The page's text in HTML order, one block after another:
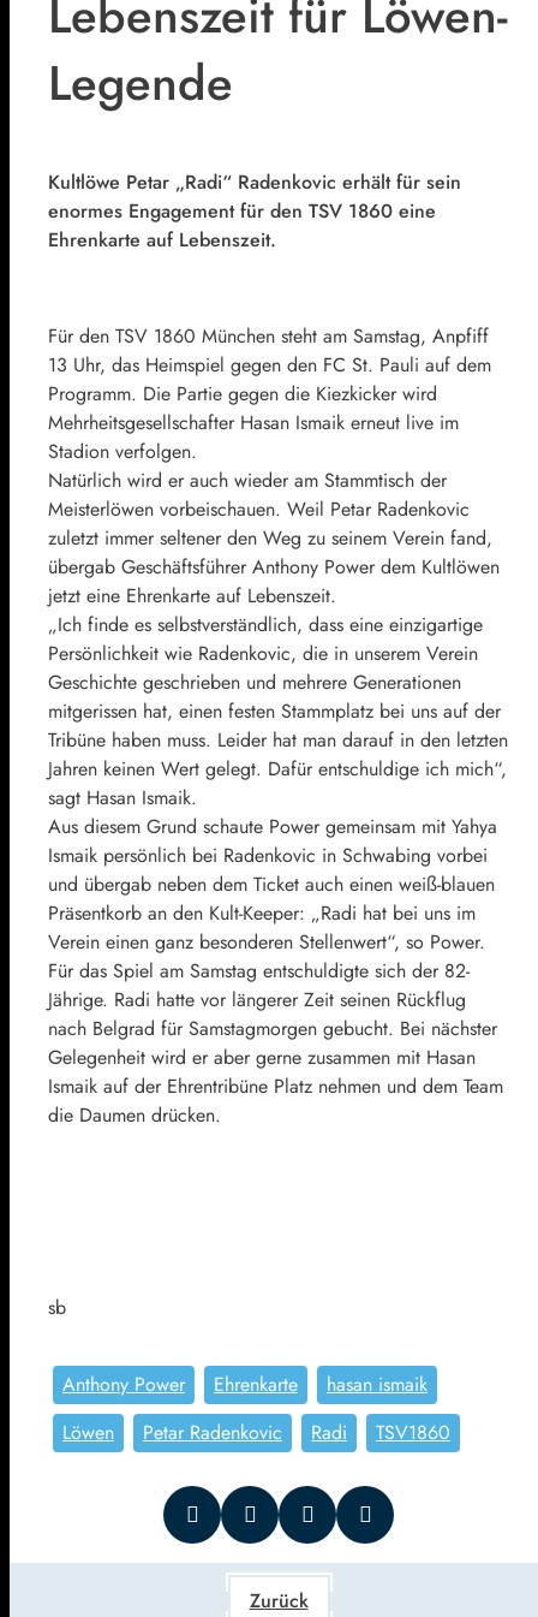
Lebenszeit für Löwen-
Legende
Kultlöwe Petar „Radi“ Radenkovic erhält für sein
enormes Engagement für den TSV 1860 eine
Ehrenkarte auf Lebenszeit.
Für den TSV 1860 München steht am Samstag, Anpfiff
13 Uhr, das Heimspiel gegen den FC St. Pauli auf dem
Programm. Die Partie gegen die Kiezkicker wird
Mehrheitsgesellschafter Hasan Ismaik erneut live im
Stadion verfolgen.
Natürlich wird er auch wieder am Stammtisch der
Meisterlöwen vorbeischauen. Weil Petar Radenkovic
zuletzt immer seltener den Weg zu seinem Verein fand,
übergab Geschäftsführer Anthony Power dem Kultlöwen
jetzt eine Ehrenkarte auf Lebenszeit.
„Ich finde es selbstverständlich, dass eine einzigartige
Persönlichkeit wie Radenkovic, die in unserem Verein
Geschichte geschrieben und mehrere Generationen
mitgerissen hat, einen festen Stammplatz bei uns auf der
Tribüne haben muss. Leider hat man darauf in den letzten
Jahren keinen Wert gelegt. Dafür entschuldige ich mich“,
sagt Hasan Ismaik.
Aus diesem Grund schaute Power gemeinsam mit Yahya
Ismaik persönlich bei Radenkovic in Schwabing vorbei
und übergab neben dem Ticket auch einen weiß-blauen
Präsentkorb an den Kult-Keeper: „Radi hat bei uns im
Verein einen ganz besonderen Stellenwert“, so Power.
Für das Spiel am Samstag entschuldigte sich der 82-
Jährige. Radi hatte vor längerer Zeit seinen Rückflug
nach Belgrad für Samstagmorgen gebucht. Bei nächster
Gelegenheit wird er aber gerne zusammen mit Hasan
Ismaik auf der Ehrentribüne Platz nehmen und dem Team
die Daumen drücken.
sb
Anthony Power Ehrenkarte
hasan ismaik
Löwen
Petar Radenkovic Radi TSV1860
Zurück